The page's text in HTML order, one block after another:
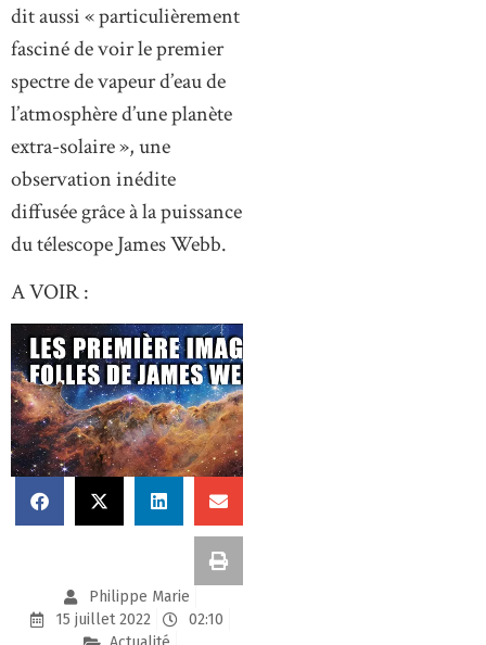
dit aussi « particulièrement
fasciné de voir le premier
spectre de vapeur d’eau de
l’atmosphère d’une planète
extra-solaire », une
observation inédite
diffusée grâce à la puissance
du télescope James Webb.
A VOIR :
Philippe Marie
15 juillet 2022
02:10